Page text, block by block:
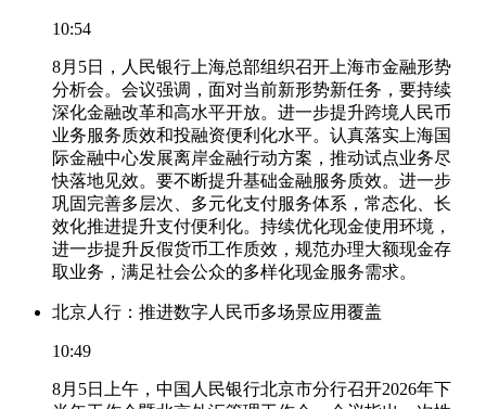
10:54
8月5日，人民银行上海总部组织召开上海市金融形势
分析会。会议强调，面对当前新形势新任务，要持续
深化金融改革和高水平开放。进一步提升跨境人民币
业务服务质效和投融资便利化水平。认真落实上海国
际金融中心发展离岸金融行动方案，推动试点业务尽
快落地见效。要不断提升基础金融服务质效。进一步
巩固完善多层次、多元化支付服务体系，常态化、长
效化推进提升支付便利化。持续优化现金使用环境，
进一步提升反假货币工作质效，规范办理大额现金存
取业务，满足社会公众的多样化现金服务需求。
北京人行：推进数字人民币多场景应用覆盖
10:49
8月5日上午，中国人民银行北京市分行召开2026年下